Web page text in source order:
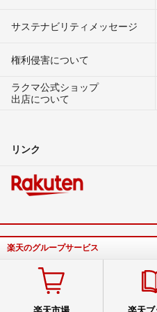
サステナビリティメッセージ
権利侵害について
ラクマ公式ショップ
出店について
リンク
楽天のグループサービス